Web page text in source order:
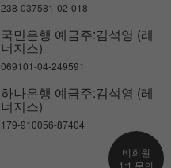
238-037581-02-018
국민은행 예금주:김석영 (레
너지스)
069101-04-249591
하나은행 예금주:김석영 (레
너지스)
179-910056-87404
비회원
1:1 문의